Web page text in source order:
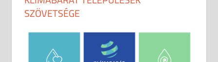
SZÖVETSÉGE